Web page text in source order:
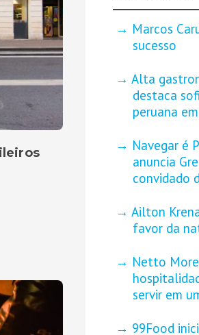
Marcos
sucesso
Alta
destaca
peruana
Navegar é
anuncia
convidado
Ailton
favor da
Netto
servir em
99Food